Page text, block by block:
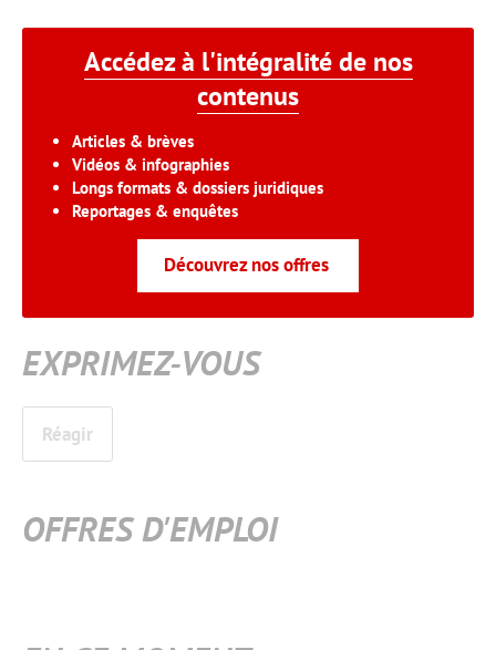
Accédez à l'intégralité de nos
contenus
Articles & brèves
Vidéos & infographies
Longs formats & dossiers juridiques
Reportages & enquêtes
Découvrez nos offres
EXPRIMEZ-VOUS
Réagir
OFFRES D'EMPLOI